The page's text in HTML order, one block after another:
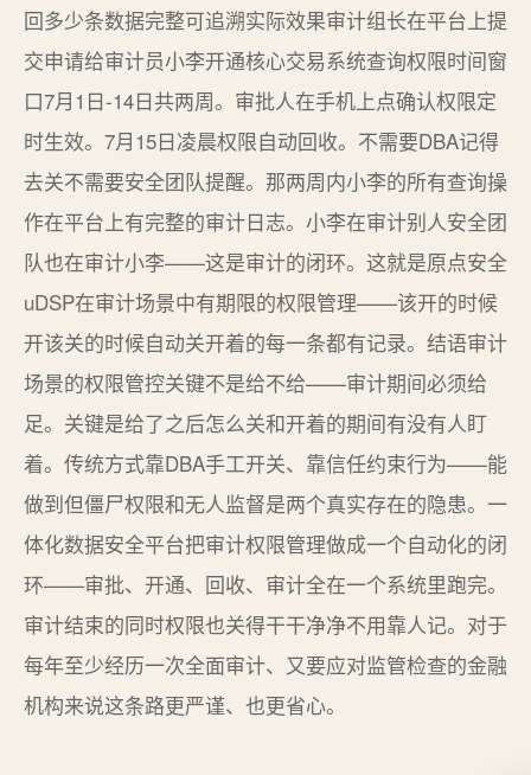
回多少条数据完整可追溯实际效果审计组长在平台上提
交申请给审计员小李开通核心交易系统查询权限时间窗
口7月1日-14日共两周。审批人在手机上点确认权限定
时生效。7月15日凌晨权限自动回收。不需要DBA记得
去关不需要安全团队提醒。那两周内小李的所有查询操
作在平台上有完整的审计日志。小李在审计别人安全团
队也在审计小李——这是审计的闭环。这就是原点安全
uDSP在审计场景中有期限的权限管理——该开的时候
开该关的时候自动关开着的每一条都有记录。结语审计
场景的权限管控关键不是给不给——审计期间必须给
足。关键是给了之后怎么关和开着的期间有没有人盯
着。传统方式靠DBA手工开关、靠信任约束行为——能
做到但僵尸权限和无人监督是两个真实存在的隐患。一
体化数据安全平台把审计权限管理做成一个自动化的闭
环——审批、开通、回收、审计全在一个系统里跑完。
审计结束的同时权限也关得干干净净不用靠人记。对于
每年至少经历一次全面审计、又要应对监管检查的金融
机构来说这条路更严谨、也更省心。